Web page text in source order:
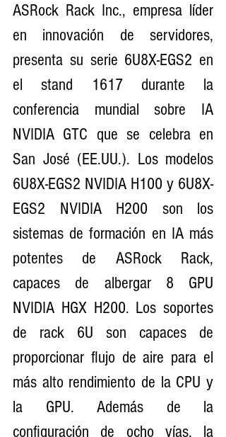
ASRock Rack Inc., empresa líder
en innovación de servidores,
presenta su serie 6U8X-EGS2 en
el stand 1617 durante la
conferencia mundial sobre IA
NVIDIA GTC que se celebra en
San José (EE.UU.). Los modelos
6U8X-EGS2 NVIDIA H100 y 6U8X-
EGS2 NVIDIA H200 son los
sistemas de formación en IA más
potentes de ASRock Rack,
capaces de albergar 8 GPU
NVIDIA HGX H200. Los soportes
de rack 6U son capaces de
proporcionar flujo de aire para el
más alto rendimiento de la CPU y
la GPU. Además de la
configuración de ocho vías, la